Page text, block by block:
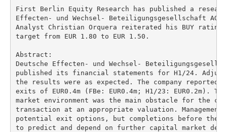
First Berlin Equity Research has published a
Effecten- und Wechsel- Beteiligungsgesellschaft AG
Analyst Christian Orquera reiterated his BUY rating
target from EUR 1.80 to EUR 1.50.
Abstract:
Deutsche Effecten- und Wechsel-
published its financial statements for H1/24.
the results were as expected. The company reported
exits of EUR0.4m (FBe: EUR0.4m; H1/23:
market environment was the main obstacle for the
transaction at an appropriate valuation.
potential exit options, but completions before the
to predict and depend on further capital market